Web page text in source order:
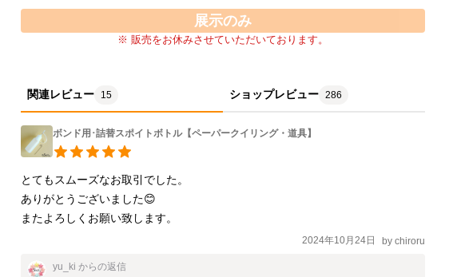
展示のみ
※ 販売をお休みさせていただいております。
関連レビュー 15 ショップレビュー 286
ボンド用･詰替スポイトボトル【ペーパークイリング・道具】
とてもスムーズなお取引でした。
ありがとうございました😊
またよろしくお願い致します。
2024年10月24日 by chiroru
yu_kiからの返信